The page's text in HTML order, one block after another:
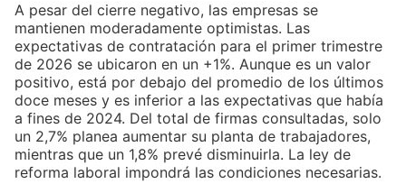
A pesar del cierre negativo, las empresas se
mantienen moderadamente optimistas. Las
expectativas de contratación para el primer trimestre
de 2026 se ubicaron en un +1%. Aunque es un valor
positivo, está por debajo del promedio de los últimos
doce meses y es inferior a las expectativas que había
a fines de 2024. Del total de firmas consultadas, solo
un 2,7% planea aumentar su planta de trabajadores,
mientras que un 1,8% prevé disminuirla. La ley de
reforma laboral impondrá las condiciones necesarias.